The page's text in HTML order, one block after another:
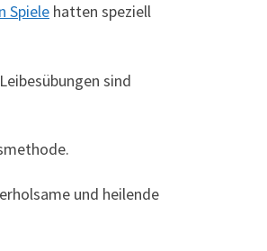
Spiele hatten speziell
sind
und heilende